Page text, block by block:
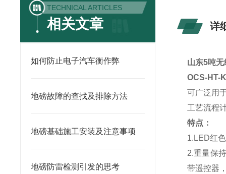
TECHNICAL ARTICLES
相关文章
如何防止电子汽车衡作弊
地磅故障的查找及排除方法
地磅基础施工安装及注意事项
地磅防雷检测引发的思考
详
山东5吨
OCS-HT-
可广泛用
工艺流程
特点：
1.LED红
2.重量保
带遥控器